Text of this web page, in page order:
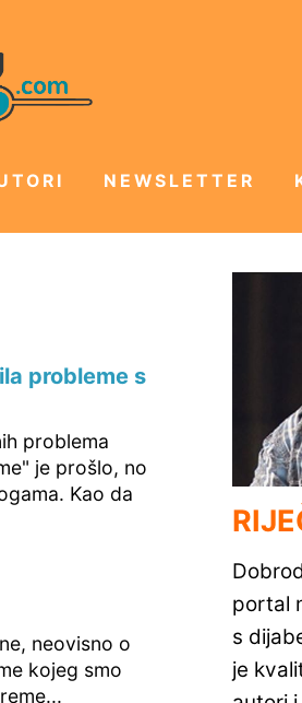
NEWSLETTER
probleme s
problema
je prošlo, no
Kao da
neovisno o
kojeg smo
portal
s
je